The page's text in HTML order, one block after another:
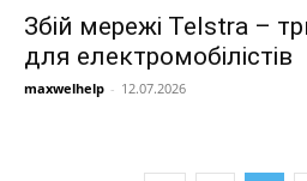
Збій мережі Telstra –
для електромобілістів
maxwelhelp - 12.07.2026